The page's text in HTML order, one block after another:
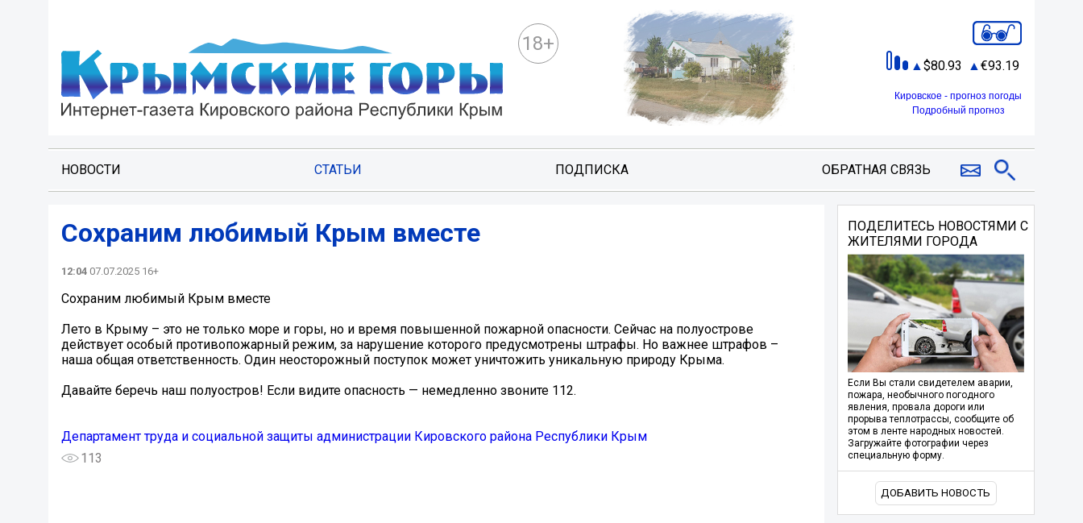
18+
80.93 93.19
Кировское - прогноз погоды
Подробный прогноз
НОВОСТИ СТАТЬИ ПОДПИСКА ОБРАТНАЯ СВЯЗЬ
Сохраним любимый Крым вместе
12:04 07.07.2025 16+
Сохраним любимый Крым вместе
Лето в Крыму – это не только море и горы, но и время повышенной пожарной опасности. Сейчас на полуострове
действует особый противопожарный режим, за нарушение которого предусмотрены штрафы. Но важнее штрафов –
наша общая ответственность. Один неосторожный поступок может уничтожить уникальную природу Крыма.
Давайте беречь наш полуостров! Если видите опасность — немедленно звоните 112.
Департамент труда и социальной защиты администрации Кировского района Республики Крым
113
ПОДЕЛИТЕСЬ НОВОСТЯМИ С
ЖИТЕЛЯМИ ГОРОДА
Если Вы стали свидетелем аварии,
пожара, необычного погодного
явления, провала дороги или
прорыва теплотрассы, сообщите об
этом в ленте народных новостей.
Загружайте фотографии через
специальную форму.
ДОБАВИТЬ НОВОСТЬ